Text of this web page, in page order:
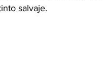
salvaje.